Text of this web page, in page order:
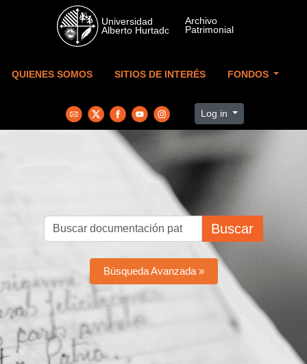
Skip to main content
QUIENES SOMOS SITIOS DE INTERÉS FONDOS
Log in
Buscar
Búsqueda Avanzada »